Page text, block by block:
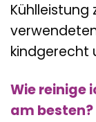
Kühlleistung
kindgerecht
Wie reinige
am besten?